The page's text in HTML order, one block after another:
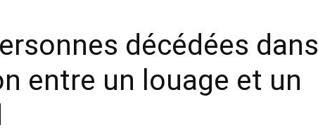
décédées dans
entre un louage et un